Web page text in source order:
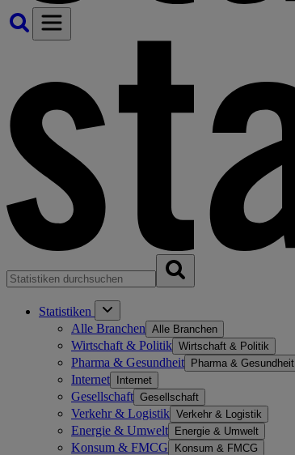
Statistiken
Alle Branchen Alle Branchen
Wirtschaft & Politik Wirtschaft & Politik
Pharma & Gesundheit Pharma & Gesundheit
Internet Internet
Gesellschaft Gesellschaft
Verkehr & Logistik Verkehr & Logistik
Energie & Umwelt Energie & Umwelt
Konsum & FMCG Konsum & FMCG